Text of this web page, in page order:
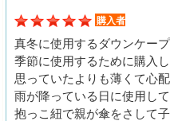
購入者
真冬に使用するダウンケー
季節に使用するために購入し
思っていたよりも薄くて心
雨が降っている日に使用し
抱っこ紐で親が傘をさして